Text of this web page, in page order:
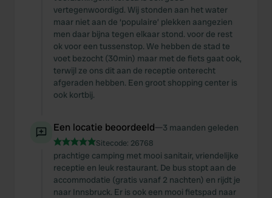
vertegenwoordigd. Wij stonden aan het water
maar niet aan de ‘populaire’ plekken aangezien
men daar bijna tegen elkaar stond. voor de rest
ok voor een tussenstop. We hebben de stad te
voet bezocht (30min) maar met de fiets gaat ook,
terwijl ze ons dit aan de receptie onterecht
afgeraden hebben. Een groot shopping center is
ook kortbij.
Een locatie beoordeeld—3 maanden geleden
Sitecode: 26768
prachtige camping met mooi sanitair, vriendelijke
receptie en leuk restaurant. De bus stopt aan de
accommodatie (gratis vanaf 2 nachten) en rijdt je
naar Innsbruck. Er is ook een mooi fietspad naar